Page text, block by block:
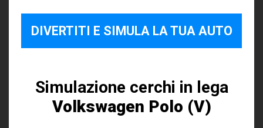
DIVERTITI E SIMULA LA TUA AUTO
Simulazione cerchi in lega
Volkswagen Polo (V)